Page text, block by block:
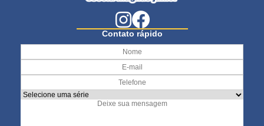
Contato rápido